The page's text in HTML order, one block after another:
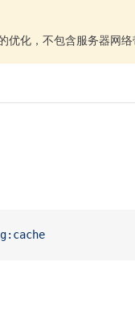
优化，不包含服务器网络